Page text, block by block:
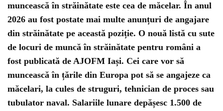
muncească în străinătate este cea de măcelar. În anul
2026 au fost postate mai multe anunțuri de angajare
din străinătate pe această poziție. O nouă listă cu sute
de locuri de muncă în străinătate pentru români a
fost publicată de AJOFM Iași. Cei care vor să
muncească în țările din Europa pot să se angajeze ca
măcelari, la cules de struguri, tehnician de proces sau
tubulator naval. Salariile lunare depășesc 1.500 de